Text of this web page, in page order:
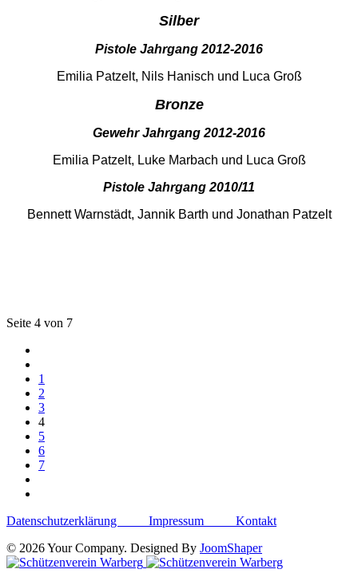
Silber
Pistole Jahrgang 2012-2016
Emilia Patzelt, Nils Hanisch und Luca Groß
Bronze
Gewehr Jahrgang 2012-2016
Emilia Patzelt, Luke Marbach und Luca Groß
Pistole Jahrgang 2010/11
Bennett Warnstädt, Jannik Barth und Jonathan Patzelt
Seite 4 von 7
1
2
3
4
5
6
7
Datenschutzerklärung Impressum Kontakt
© 2026 Your Company. Designed By JoomShaper